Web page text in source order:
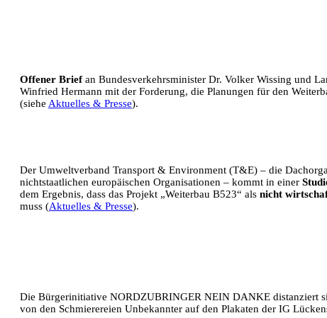
Offener Briefan Bundesverkehrsminister Dr. Volker Wissing und
Winfried Hermann mit der Forderung, die Planungen für den
(siehe Aktuelles & Presse).
Der Umweltverband Transport & Environment (T&E) – die
nichtstaatlichen europäischen Organisationen – kommt in einer
dem Ergebnis, dass das Projekt „Weiterbau B523“ als nicht
muss (Aktuelles & Presse).
Die Bürgerinitiative NORDZUBRINGER NEIN DANKE distanziert
von den Schmierereien Unbekannter auf den Plakaten der IG